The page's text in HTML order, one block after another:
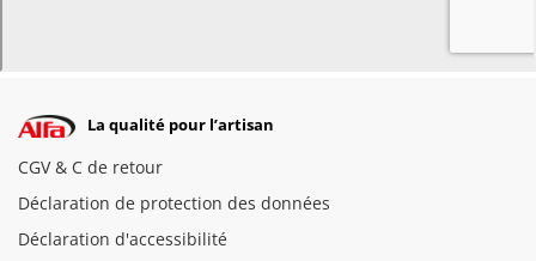
La qualité pour l’artisan
CGV & C de retour
Déclaration de protection des données
Déclaration d'accessibilité